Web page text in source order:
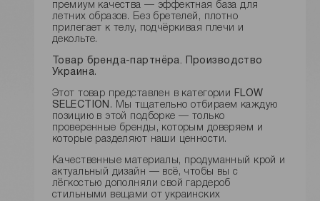
премиум качества — эффектная база для
летних образов. Без бретелей, плотно
прилегает к телу, подчёркивая плечи и
декольте.
Товар бренда-партнёра. Производство
Украина.
Этот товар представлен в категории
FLOW
SELECTION . Мы тщательно отбираем каждую
позицию в этой подборке — только
проверенные бренды, которым доверяем и
которые разделяют наши ценности.
Качественные материалы, продуманный крой и
актуальный дизайн — всё, чтобы вы с
лёгкостью дополняли свой гардероб
стильными вещами от украинских